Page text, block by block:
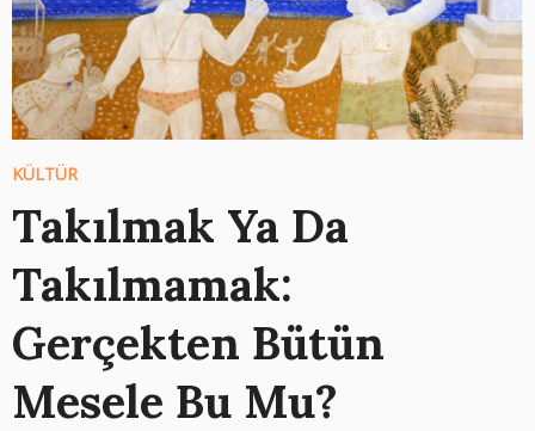
KÜLTÜR
Takılmak Ya Da
Takılmamak:
Gerçekten Bütün
Mesele Bu Mu?